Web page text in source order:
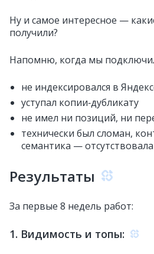
Ну и самое интересное —
получили?
Напомню, когда мы
не индексировался в
уступал копии‑дубликату
не имел ни позиций, ни
технически был сломан,
семантика — отсутствовала
Результаты
За первые 8 недель работ:
1. Видимость и топы: